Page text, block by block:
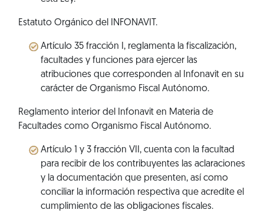
Estatuto Orgánico del INFONAVIT.
Artículo 35 fracción I, reglamenta la fiscalización,
facultades y funciones para ejercer las
atribuciones que corresponden al Infonavit en su
carácter de Organismo Fiscal Autónomo.
Reglamento interior del Infonavit en Materia de
Facultades como Organismo Fiscal Autónomo.
Artículo 1 y 3 fracción VII, cuenta con la facultad
para recibir de los contribuyentes las aclaraciones
y la documentación que presenten, así como
conciliar la información respectiva que acredite el
cumplimiento de las obligaciones fiscales.